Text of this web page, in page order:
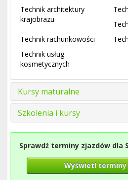
Technik architektury
krajobrazu
Technik rachunkowości
Technik usług
kosmetycznych
Kursy maturalne
Szkolenia i kursy
Sprawdź terminy zjazdów dla
Wyświetl terminy